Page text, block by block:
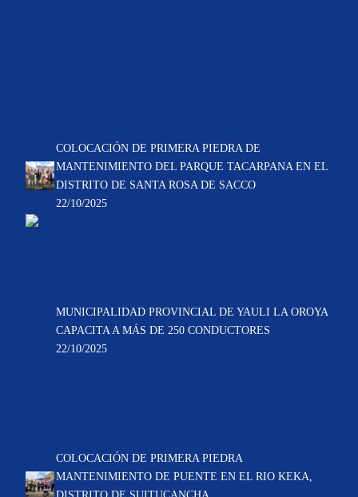
COLOCACIÓN DE PRIMERA PIEDRA DE
MANTENIMIENTO DEL PARQUE TACARPANA EN EL
DISTRITO DE SANTA ROSA DE SACCO
22/10/2025
MUNICIPALIDAD PROVINCIAL DE YAULI LA OROYA
CAPACITA A MÁS DE 250 CONDUCTORES
22/10/2025
COLOCACIÓN DE PRIMERA PIEDRA
MANTENIMIENTO DE PUENTE EN EL RIO KEKA,